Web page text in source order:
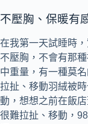
不壓胸、保暖有
在我第一天試睡時
不壓胸，不會有那
中重量，有一種莫
拉扯、移動羽絨被
動，想想之前在飯
很難拉扯、移動，